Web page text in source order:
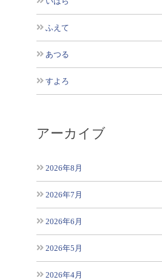
ふえて
あつる
すよろ
アーカイブ
2026年8月
2026年7月
2026年6月
2026年5月
2026年4月